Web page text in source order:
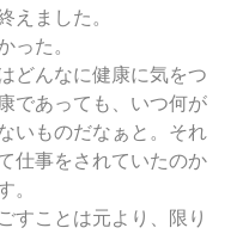
えました。
った。
どんなに健康に気をつ
であっても、いつ何が
いものだなぁと。それ
仕事をされていたのか
。
すことは元より、限り